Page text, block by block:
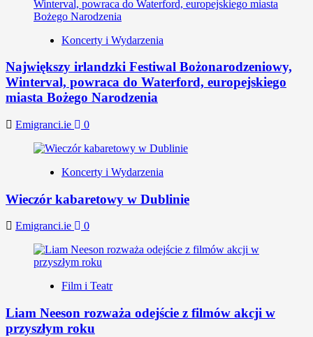
Koncerty i Wydarzenia
Największy irlandzki Festiwal Bożonarodzeniowy,
Winterval, powraca do Waterford, europejskiego
miasta Bożego Narodzenia
Emigranci.ie 0
Koncerty i Wydarzenia
Wieczór kabaretowy w Dublinie
Emigranci.ie 0
Film i Teatr
Liam Neeson rozważa odejście z filmów akcji w
przyszłym roku